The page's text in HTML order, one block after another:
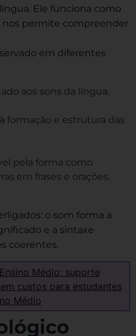
Ele funciona como
nos permite compreender
em diferentes
aos sons da língua.
formação e estrutura das
pela forma como
em frases e orações.
o som forma a
e a sintaxe
coerentes.
Médio: suporte
custos para estudantes
Médio